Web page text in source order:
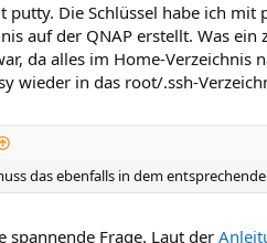
putty. Die Schlüssel habe ich
auf der QNAP erstellt. Was
da alles im Home-
wieder in das root/.ssh-
das ebenfalls in dem
spannende Frage. Laut der